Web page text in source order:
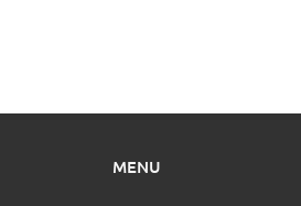
MENU